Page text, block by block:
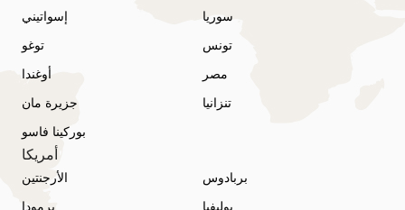
إسواتيني
سوريا
توغو
تونس
أوغندا
مصر
جزيرة مان
تنزانيا
بوركينا فاسو
أمريكا
الأرجنتين
بربادوس
برمودا
بوليفيا